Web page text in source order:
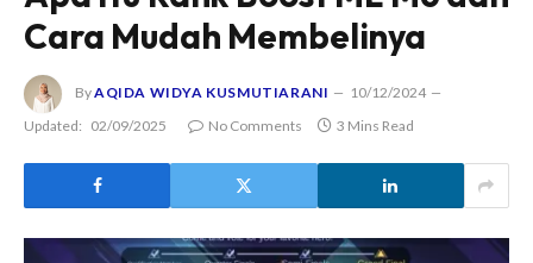
Cara Mudah Membelinya
ByAQIDA WIDYA KUSMUTIARANI
10/12/2024
Updated: 02/09/2025 No Comments 3 Mins Read